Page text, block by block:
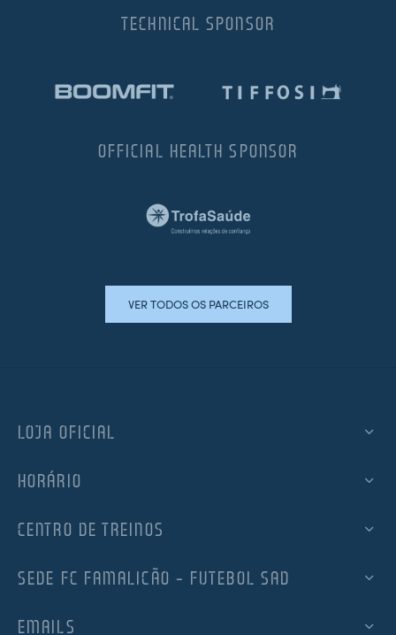
TECHNICAL SPONSOR
OFFICIAL HEALTH SPONSOR
VER TODOS OS PARCEIROS
LOJA OFICIAL
HORÁRIO
CENTRO DE TREINOS
SEDE FC FAMALICÃO – FUTEBOL SAD
EMAILS